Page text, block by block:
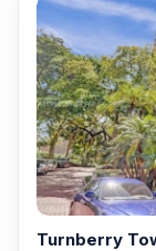
Turnberry